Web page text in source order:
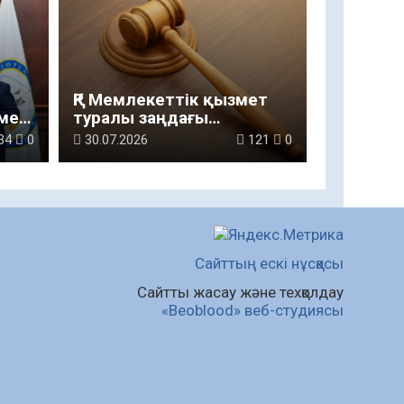
0
ҚР Мемлекеттік қызмет
туралы заңдағы
өзгерістер
30.07.2026 121 0
Сайттың ескі нұсқасы
Сайтты жасау және техқолдау
«Beoblood» веб-студиясы